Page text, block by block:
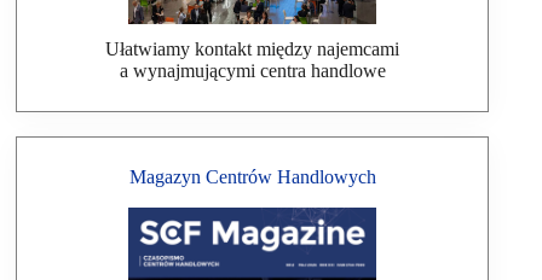
Ułatwiamy kontakt między najemcami
a wynajmującymi centra handlowe
Magazyn Centrów Handlowych